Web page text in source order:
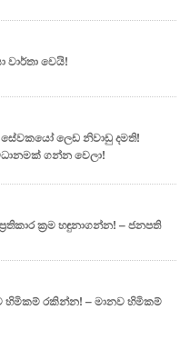
වාර්තා වෙයි!
ලෙඩ නිවාඩු දමති!
ගන්න වෙලා!
ක්‍රම හඳුනාගන්න! – ජනපති
හිමිකම් රකින්න! – මානව හිමිකම්